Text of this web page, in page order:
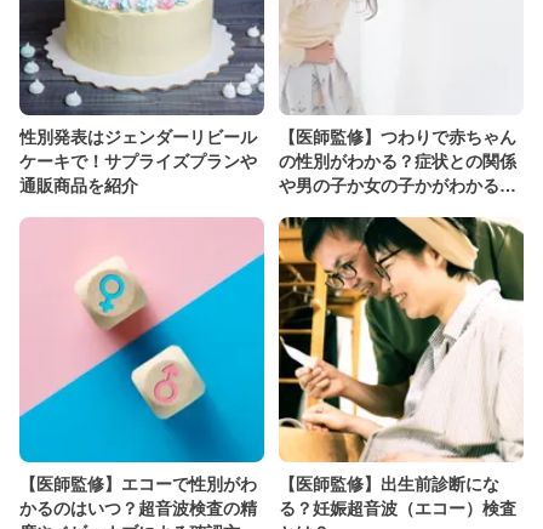
性別発表はジェンダーリビール
ケーキで！サプライズプランや
通販商品を紹介
【医師監修】つわりで赤ちゃん
の性別がわかる？症状との関係
や男の子か女の子かがわかる時
【医師監修】エコーで性別がわ
かるのはいつ？超音波検査の精
【医師監修】出生前診断にな
る？妊娠超音波（エコー）検査